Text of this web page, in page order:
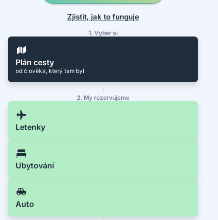
Zjistit, jak to funguje
1. Vyber si
Plán cesty
od člověka, který tam byl
2. My rezervujeme
Letenky
Ubytování
Auto